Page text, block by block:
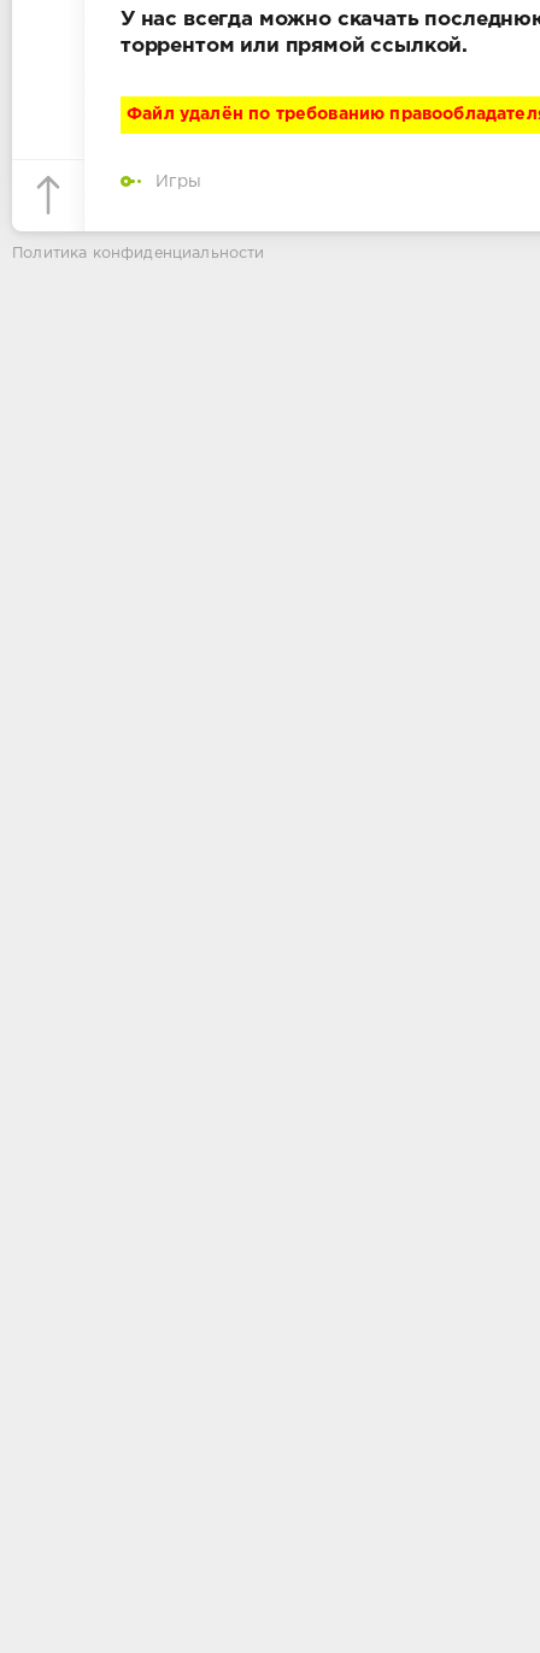
У нас всегда можно скачать
торрентом или прямой ссылкой.
Файл удалён по требованию
Игры
Политика конфиденциальности